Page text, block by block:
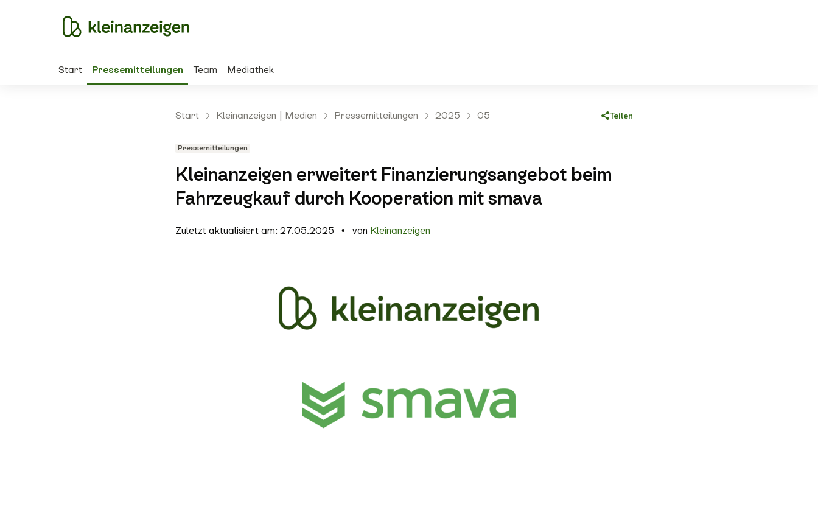
Start Pressemitteilungen Team Mediathek
Start Kleinanzeigen | Medien Pressemitteilungen 2025 05 Teilen
E-Mail
Pressemitteilungen
Kleinanzeigen erweitert Finanzierungsangebot beim
Fahrzeugkauf durch Kooperation mit smava
Zuletzt aktualisiert am: 27.05.2025 von Kleinanzeigen